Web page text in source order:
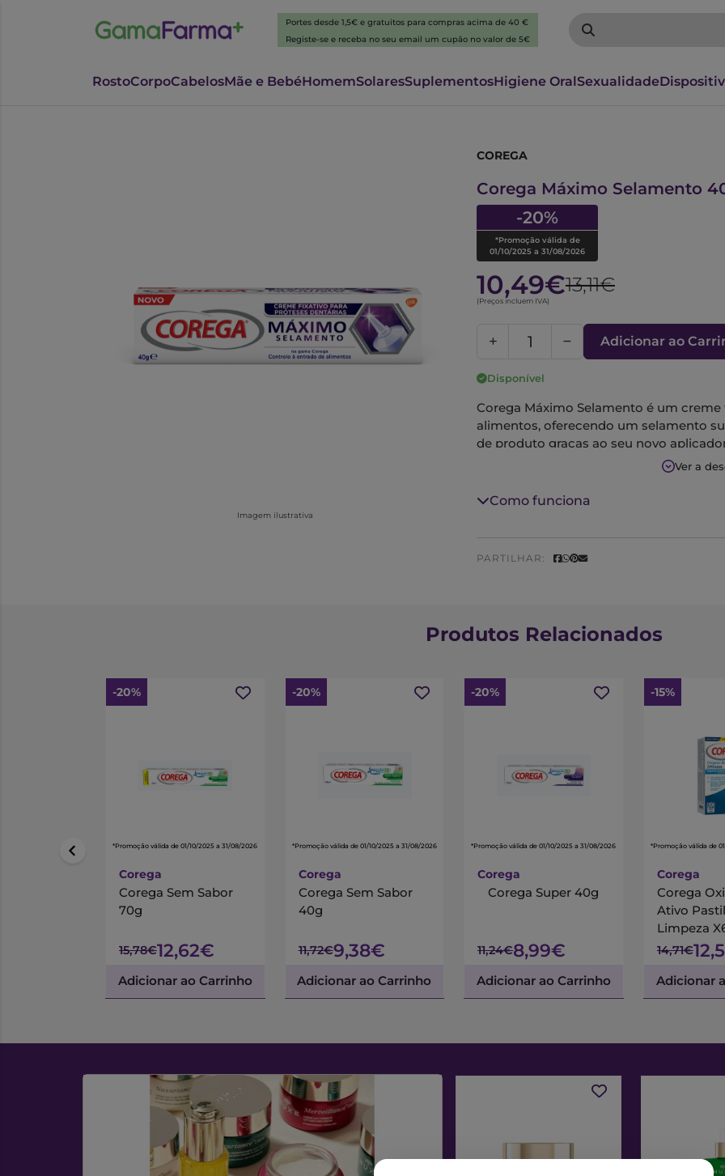
Portes desde 1,5€ e gratuitos para compras acima de 40 €
Registe-se e receba no seu email um cupão no valor de 5€
RostoCorpoCabelosMãe e BebéHomemSolaresSuplementosHigiene OralSexualidade
Imagem ilustrativa
COREGA
Corega Máximo Selamento
-20%
*Promoção válida de
01/10/2025 a 31/08/2026
10,49€13,11€
(Preços incluem IVA)
Adicionar ao
Disponível
Corega Máximo Selamento é um
alimentos, oferecendo um selamento
de produto graças ao seu novo
Ver a
Como funciona
PARTILHAR:
Produtos Relacionados
-20%
*Promoção válida de 01/10/2025 a 31/08/2026
Corega
Corega Sem Sabor
70g
15,78€12,62€
Adicionar ao Carrinho
-20%
*Promoção válida de 01/10/2025 a 31/08/2026
Corega
Corega Sem Sabor
40g
11,72€9,38€
Adicionar ao Carrinho
-20%
*Promoção válida de 01/10/2025 a 31/08/2026
Corega
Corega Super 40g
11,24€8,99€
Adicionar ao Carrinho
-15%
*Promoção válida de
Corega
Corega
Ativo
Limpeza
14,71€
Adicionar